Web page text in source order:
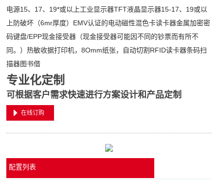
电源15、17、19*或以上工业显示器TFT液晶显示器15-17、19或以
上防破坏（6mr厚度）EMV认证的电动磁性混色卡读卡器金属加密密
码键盘/EPP现金接受器（现金接受器可能因不同的钞票而有所不
同。）热敏收据打印机，8Omm纸张，自动切割RFID读卡器条码扫
描器图书借
专业化定制
可根据客户需求快速进行方案设计和产品定制
在线订购
配置列表